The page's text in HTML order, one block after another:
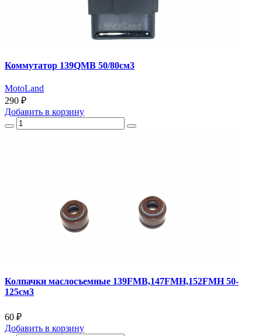
Коммутатор 139QMB 50/80см3
MotoLand
290 ₽
Добавить в корзину
Колпачки маслосъемные 139FMB,147FMH,152FMH 50-
125см3
60 ₽
Добавить в корзину